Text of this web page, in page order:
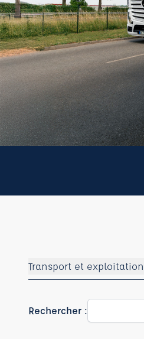
Transport et exploitation
Rechercher :